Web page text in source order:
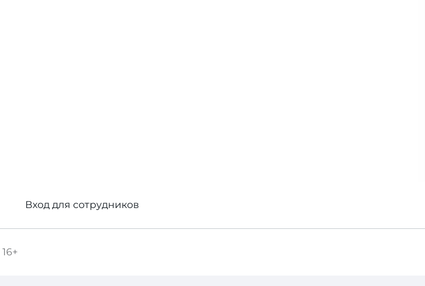
Вход для сотрудников
16+